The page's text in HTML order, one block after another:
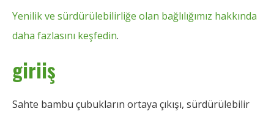
Yenilik ve sürdürülebilirliğe olan bağlılığımız hakkında
daha fazlasını keşfedin.
giriiş
Sahte bambu çubukların ortaya çıkışı, sürdürülebilir